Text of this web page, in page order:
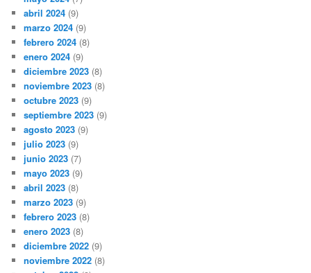
abril 2024 (9)
marzo 2024 (9)
febrero 2024 (8)
enero 2024 (9)
diciembre 2023 (8)
noviembre 2023 (8)
octubre 2023 (9)
septiembre 2023 (9)
agosto 2023 (9)
julio 2023 (9)
junio 2023 (7)
mayo 2023 (9)
abril 2023 (8)
marzo 2023 (9)
febrero 2023 (8)
enero 2023 (8)
diciembre 2022 (9)
noviembre 2022 (8)